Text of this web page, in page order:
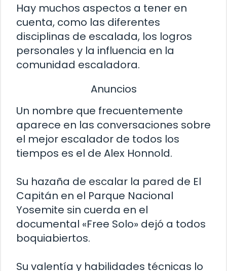
Hay muchos aspectos a tener en
cuenta, como las diferentes
disciplinas de escalada, los logros
personales y la influencia en la
comunidad escaladora.
Anuncios
Un nombre que frecuentemente
aparece en las conversaciones sobre
el mejor escalador de todos los
tiempos es el de Alex Honnold.
Su hazaña de escalar la pared de El
Capitán en el Parque Nacional
Yosemite sin cuerda en el
documental «Free Solo» dejó a todos
boquiabiertos.
Su valentía y habilidades técnicas lo